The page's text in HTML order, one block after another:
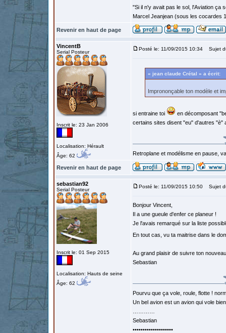
"Si il n'y avait pas le sol, l'Aviation ça
Marcel Jeanjean (sous les cocardes
Revenir en haut de page
VincentB
Serial Posteur
Inscrit le: 23 Jan 2006
Localisation: Hérault
Âge: 62
Posté le: 11/09/2015 10:34 Sujet
« jean claude Crétal » a écrit:
Imprononçable ton modèle et
si entraine toi
en décomposant
certains sites disent "eu" d'autres "è"
Retroplane et modélisme en pause,
Revenir en haut de page
sebastian92
Serial Posteur
Inscrit le: 01 Sep 2015
Localisation: Hauts de seine
Âge: 62
Posté le: 11/09/2015 10:50 Sujet
Bonjour Vincent,
Il a une gueule d'enfer ce planeur !
Je l'avais remarqué sur la liste
En tout cas, vu ta maitrise dans le
Au grand plaisir de suivre ton
Sebastian
Pourvu que ça vole, roule, flotte !
Un bel avion est un avion qui vole
Sebastian
••••••••••••••••••••